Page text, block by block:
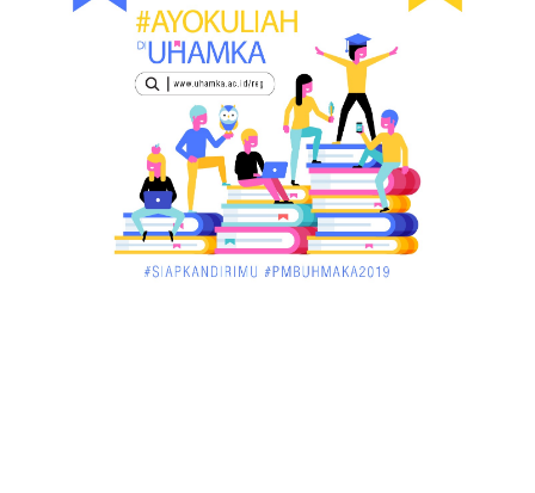
KALBAR
Orangutan Masuk ke Asrama Mahasiswi STAI Al-
Haudl Ketapang ....
March 02, 2018
KALBAR
Menelisik Pemadam Kebakaran Swasta di
Pontianak, Bukti ...
March 02, 2018
KALBAR